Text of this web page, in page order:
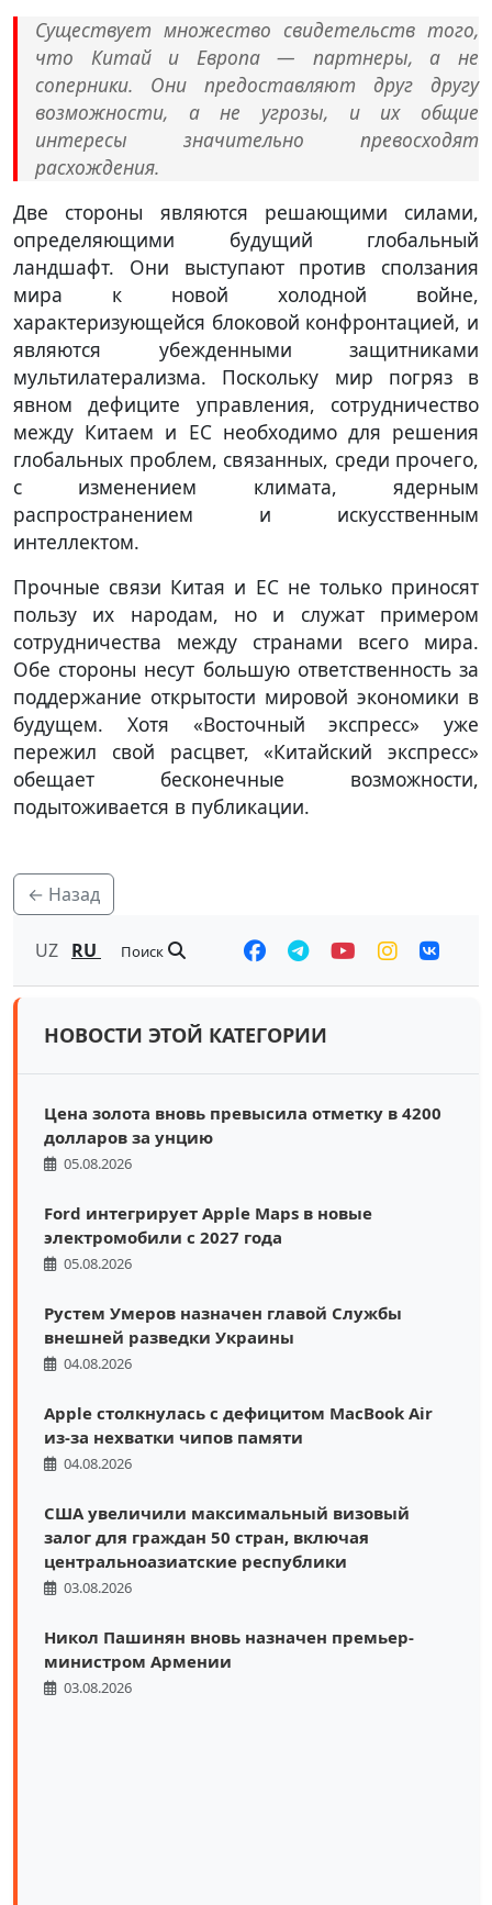
Существует множество свидетельств того,
что Китай и Европа — партнеры, а не
соперники. Они предоставляют друг другу
возможности, а не угрозы, и их общие
интересы значительно превосходят
расхождения.
Две стороны являются решающими силами,
определяющими будущий глобальный
ландшафт. Они выступают против сползания
мира к новой холодной войне,
характеризующейся блоковой конфронтацией, и
являются убежденными защитниками
мультилатерализма. Поскольку мир погряз в
явном дефиците управления, сотрудничество
между Китаем и ЕС необходимо для решения
глобальных проблем, связанных, среди прочего,
с изменением климата, ядерным
распространением и искусственным
интеллектом.
Прочные связи Китая и ЕС не только приносят
пользу их народам, но и служат примером
сотрудничества между странами всего мира.
Обе стороны несут большую ответственность за
поддержание открытости мировой экономики в
будущем. Хотя «Восточный экспресс» уже
пережил свой расцвет, «Китайский экспресс»
обещает бесконечные возможности,
подытоживается в публикации.
← Назад
UZ RU Поиск
НОВОСТИ ЭТОЙ КАТЕГОРИИ
Цена золота вновь превысила отметку в 4200
долларов за унцию
05.08.2026
Ford интегрирует Apple Maps в новые
электромобили с 2027 года
05.08.2026
Рустем Умеров назначен главой Службы
внешней разведки Украины
04.08.2026
Apple столкнулась с дефицитом MacBook Air
из-за нехватки чипов памяти
04.08.2026
США увеличили максимальный визовый
залог для граждан 50 стран, включая
центральноазиатские республики
03.08.2026
Никол Пашинян вновь назначен премьер-
министром Армении
03.08.2026